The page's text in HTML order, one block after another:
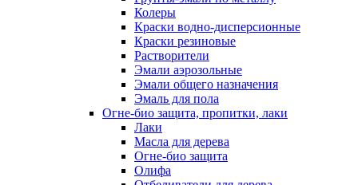
Колеры
Краски водно-дисперсионные
Краски резиновые
Растворители
Эмали аэрозольные
Эмали общего назначения
Эмаль для пола
Огне-био защита, пропитки, лаки
Лаки
Масла для дерева
Огне-био защита
Олифа